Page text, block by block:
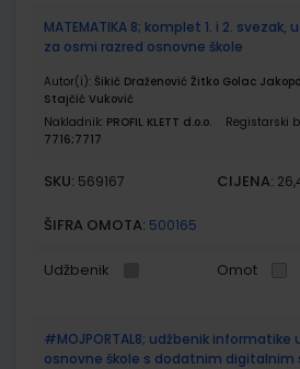
MATEMATIKA 8; komplet 1. i 2.
za osmi razred osnovne škole
Autor(i): Šikić Draženović Žitko Golac
Stajčić Vuković
Nakladnik: PROFIL KLETT d.o.o.
Registarski
7716;7717
SKU: 569167 CIJENA:
ŠIFRA OMOTA: 500165
Udžbenik Omot
#MOJPORTAL8; udžbenik
osnovne škole s dodatnim digitalnim